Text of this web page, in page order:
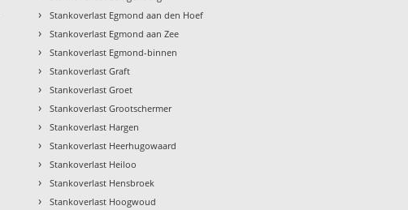
› Stankoverlast Egmond aan den Hoef
› Stankoverlast Egmond aan Zee
› Stankoverlast Egmond-binnen
› Stankoverlast Graft
› Stankoverlast Groet
› Stankoverlast Grootschermer
› Stankoverlast Hargen
› Stankoverlast Heerhugowaard
› Stankoverlast Heiloo
› Stankoverlast Hensbroek
› Stankoverlast Hoogwoud